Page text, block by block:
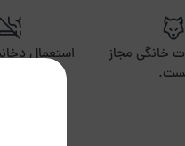
خانگی مجاز
استعمال